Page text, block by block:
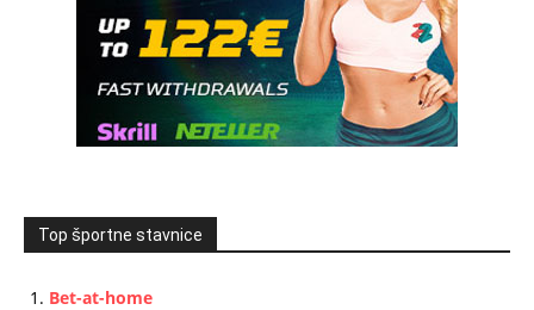
Top športne stavnice
Bet-at-home